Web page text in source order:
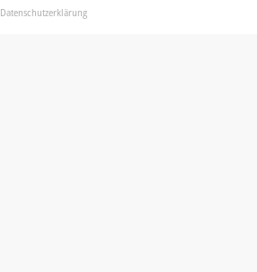
Datenschutzerklärung